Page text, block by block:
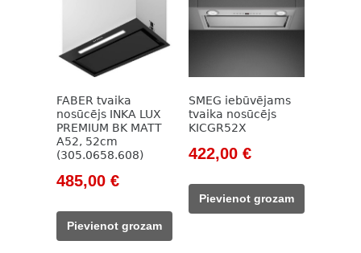
FABER tvaika
nosūcējs INKA LUX
PREMIUM BK MATT
A52, 52cm
(305.0658.608)
Original
was:
714,00 €.
485,00 €Current
485,00 €.
Pievienot grozam
SMEG iebūvējams
tvaika nosūcējs
KICGR52X
Original
was:
617,00 €.
422,00 €Current
422,00 €.
Pievienot grozam